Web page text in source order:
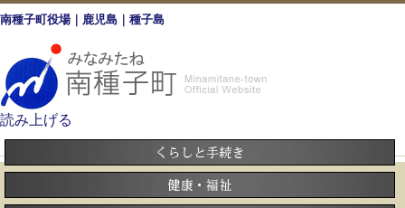
南種子町役場｜鹿児島｜種子島
読み上げる